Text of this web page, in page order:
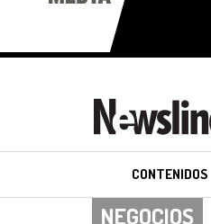
CONTENIDOS
NEGOCIOS